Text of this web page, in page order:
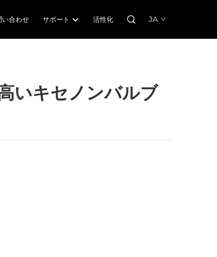
い合わせ サポート 活性化 JA
いキセノンバルブ